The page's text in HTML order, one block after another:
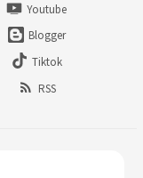
Youtube
Blogger
Tiktok
RSS